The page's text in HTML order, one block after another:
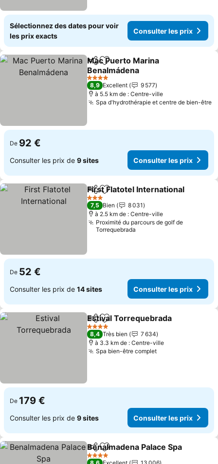
Sélectionnez des dates pour voir
les prix exacts
Consulter les prix
PartagerAjouter à mes favoris
Mac Puerto Marina
Benalmádena
4 Étoiles
8,9 Excellent
9 577
à 5.5 km de : Centre-ville
Spa d'hydrothérapie et centre de bien-être
De 92 €
Consulter les prix de 9 sites Consulter les prix
PartagerAjouter à mes favoris
First Flatotel International
3 Étoiles
7,5 Bien
8 031
à 2.5 km de : Centre-ville
Proximité du parcours de golf de
Torrequebrada
De 52 €
Consulter les prix de 14 sites Consulter les prix
PartagerAjouter à mes favoris
Estival Torrequebrada
4 Étoiles
8,4 Très bien
7 634
à 3.3 km de : Centre-ville
Spa bien-être complet
De 179 €
Consulter les prix de 9 sites Consulter les prix
PartagerAjouter à mes favoris
Benalmadena Palace Spa
4 Étoiles